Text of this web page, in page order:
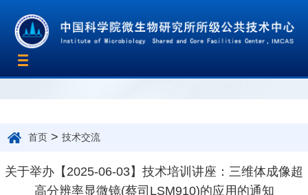
首页 > 技术交流
关于举办【2025-06-03】技术培训讲座：三维体成像超
高分辨率显微镜(蔡司LSM910)的应用的通知